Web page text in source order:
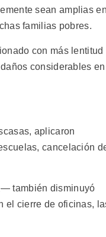
sean amplias
familias pobres.
con más lentitud
considerables en
aplicaron
cancelación
también disminuyó
el cierre de oficinas,